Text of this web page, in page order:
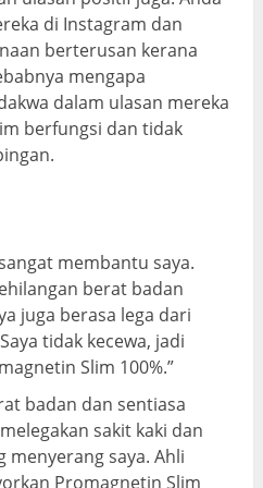
di Instagram dan
berterusan kerana
mengapa
dalam ulasan mereka
berfungsi dan tidak
membantu saya.
berat badan
juga berasa lega dari
tidak kecewa, jadi
Slim 100%.”
badan dan sentiasa
sakit kaki dan
menyerang saya. Ahli
Promagnetin Slim